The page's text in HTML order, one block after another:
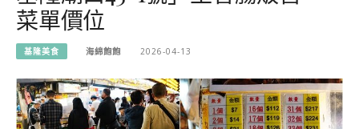
菜單價位
基隆美食 海綿飽飽 2026-04-13